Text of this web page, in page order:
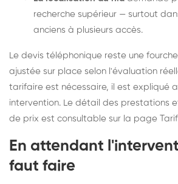
recherche supérieur — surtout
anciens à plusieurs accès.
Le devis téléphonique reste une
ajustée sur place selon l'évaluation
tarifaire est nécessaire, il est expliqué
intervention. Le détail des prestations
de prix est consultable sur la page
En attendant
faut faire